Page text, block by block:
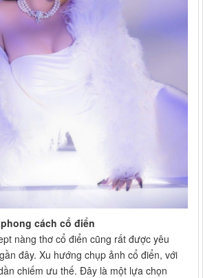
cách cổ điển
nàng thơ cổ điển cũng rất được yêu
đây. Xu hướng chụp ảnh cổ điển, với
chiếm ưu thế. Đây là một lựa chọn